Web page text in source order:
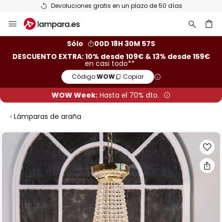
Devoluciones gratis en un plazo de 50 días
al
Sólo
00D 18H 30M 56S
DESCUENTO EXTRA: 10% desde 109€ & 13% desde 159€
en casi todo**
Código:WOW Copiar
WOW Week: Hasta el 70% dto.
Lámparas de araña
Saltar
final
galería